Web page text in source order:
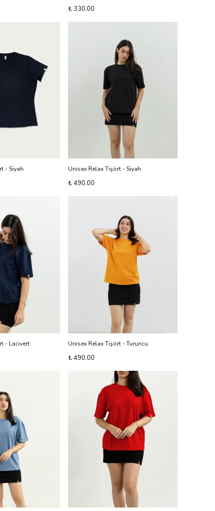
₺ 330.00
- Siyah Unisex Relax Tişört - Siyah
₺ 490.00
- Lacivert Unisex Relax Tişört - Turuncu
₺ 490.00